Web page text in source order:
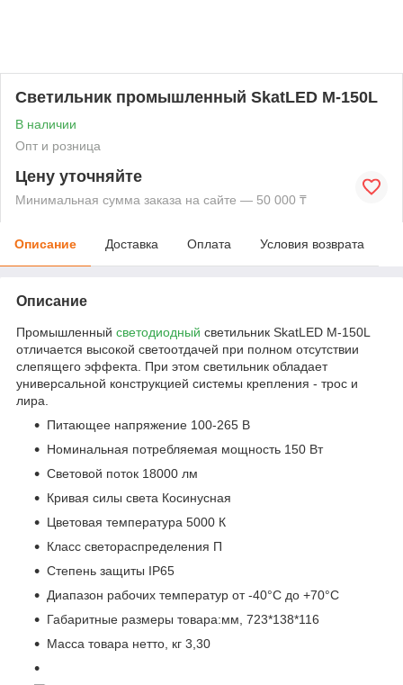
Светильник промышленный SkatLED M-150L
В наличии
Опт и розница
Цену уточняйте
Минимальная сумма заказа на сайте — 50 000 ₸
Описание Доставка Оплата Условия возврата
Описание
Промышленный светодиодный светильник SkatLED M-150L
отличается высокой светоотдачей при полном отсутствии
слепящего эффекта. При этом светильник обладает
универсальной конструкцией системы крепления - трос и
лира.
Питающее напряжение 100-265 В
Номинальная потребляемая мощность 150 Вт
Световой поток 18000 лм
Кривая силы света Косинусная
Цветовая температура 5000 К
Класс светораспределения П
Степень защиты IP65
Диапазон рабочих температур от -40°C до +70°C
Габаритные размеры товара:мм, 723*138*116
Масса товара нетто, кг 3,30